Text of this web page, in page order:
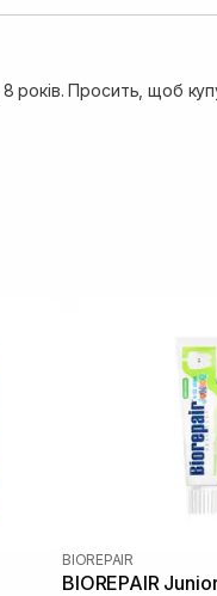
Просить, щоб
BIOREPAIR
BIOREPAIR